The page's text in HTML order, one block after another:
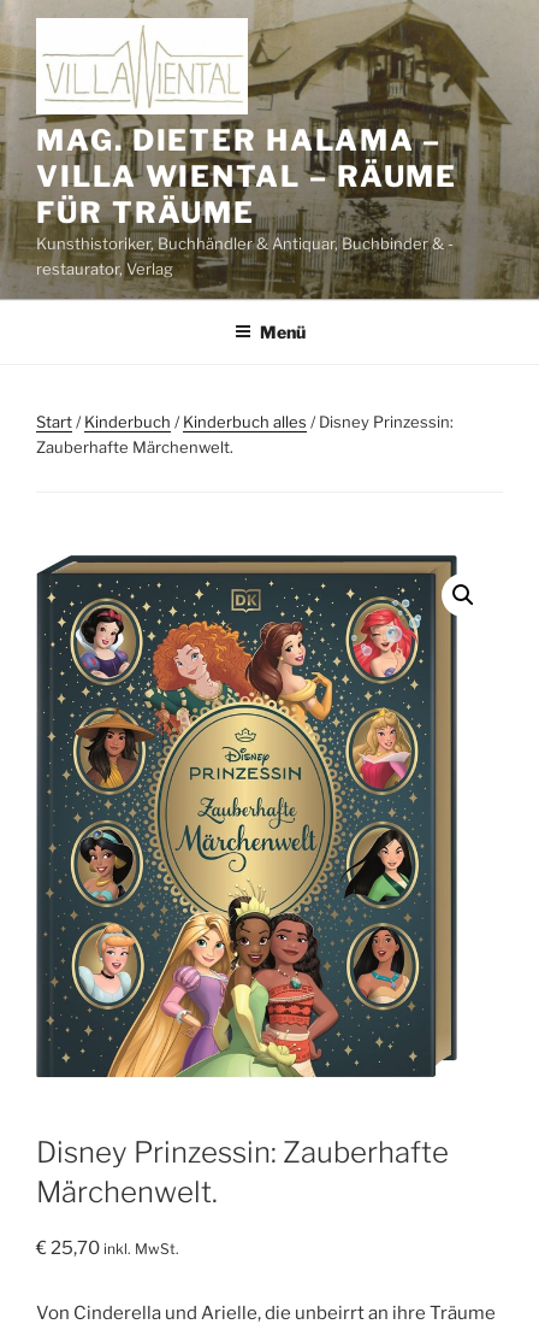
Zum
Inhalt
springen
MAG. DIETER HALAMA –
VILLA WIENTAL – RÄUME
FÜR TRÄUME
Kunsthistoriker, Buchhändler & Antiquar, Buchbinder & -
restaurator, Verlag
Menü
Start/Kinderbuch /Kinderbuch alles / Disney Prinzessin:
Zauberhafte Märchenwelt.
Disney Prinzessin: Zauberhafte
Märchenwelt.
€25,70 inkl. MwSt.
Von Cinderella und Arielle, die unbeirrt an ihre Träume